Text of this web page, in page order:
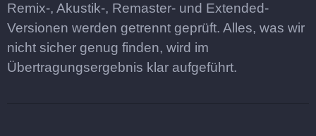
Remix-, Akustik-, Remaster- und Extended-
Versionen werden getrennt geprüft. Alles, was wir
nicht sicher genug finden, wird im
Übertragungsergebnis klar aufgeführt.